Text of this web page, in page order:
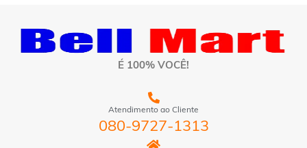
É 100% VOCÊ!
Atendimento ao Cliente
080-9727-1313